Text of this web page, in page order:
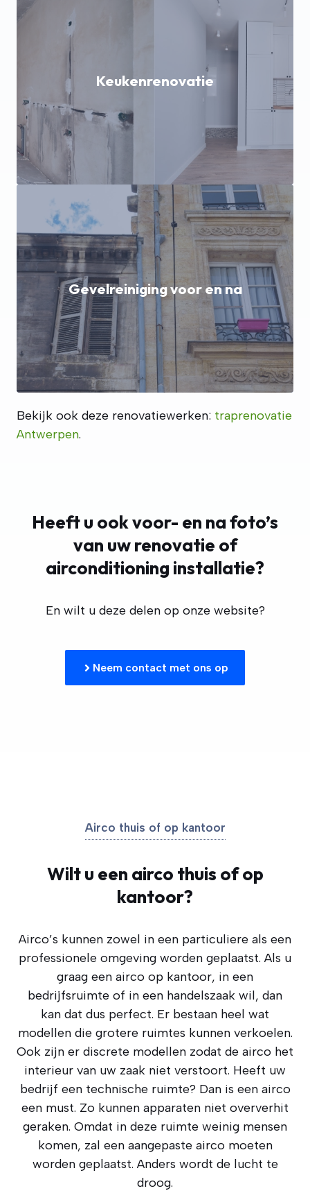
Keukenrenovatie
Gevelreiniging voor en na
Bekijk ook deze renovatiewerken: traprenovatie
Antwerpen.
Heeft u ook voor- en na foto’s
van uw renovatie of
airconditioning installatie?
En wilt u deze delen op onze website?
Neem contact met ons op
Airco thuis of op kantoor
Wilt u een airco thuis of op
kantoor?
Airco’s kunnen zowel in een particuliere als een
professionele omgeving worden geplaatst. Als u
graag een airco op kantoor, in een
bedrijfsruimte of in een handelszaak wil, dan
kan dat dus perfect. Er bestaan heel wat
modellen die grotere ruimtes kunnen verkoelen.
Ook zijn er discrete modellen zodat de airco het
interieur van uw zaak niet verstoort. Heeft uw
bedrijf een technische ruimte? Dan is een airco
een must. Zo kunnen apparaten niet oververhit
geraken. Omdat in deze ruimte weinig mensen
komen, zal een aangepaste airco moeten
worden geplaatst. Anders wordt de lucht te
droog.